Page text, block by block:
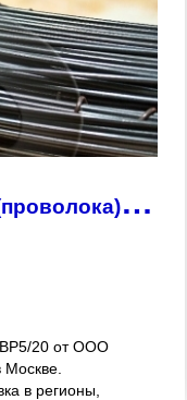
В
ольфрамовые сплавы (проволока) ВР5/20
20 от ООО
в регионы,